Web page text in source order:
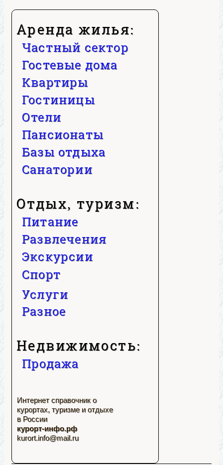
Аренда жилья:
Частный сектор
Гостевые дома
Квартиры
Гостиницы
Отели
Пансионаты
Базы отдыха
Санатории
Отдых, туризм:
Питание
Развлечения
Экскурсии
Спорт
Услуги
Разное
Недвижимость:
Продажа
Интернет справочник о
курортах, туризме и отдыхе
в России
курорт-инфо.рф
kurort.info@mail.ru